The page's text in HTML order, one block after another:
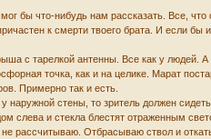
бы что-нибудь нам рассказать. Все,
к смерти твоего брата. И если бы
с тарелкой антенны. Все как у людей.
точка, как и на целике. Марат
Примерно так и есть.
наружной стены, то зритель должен
слева и стекла блестят отраженным
рассчитываю. Отбрасываю ствол и